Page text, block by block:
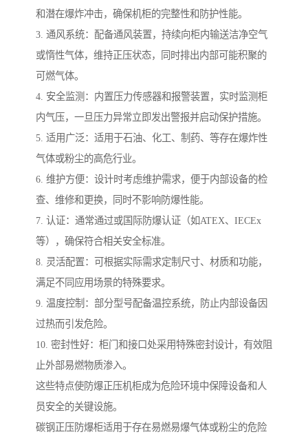
和潜在爆炸冲击，确保机柜的完整性和防护性能。
3. 通风系统：配备通风装置，持续向柜内输送洁净空气
或惰性气体，维持正压状态，同时排出内部可能积聚的
可燃气体。
4. 安全监测：内置压力传感器和报警装置，实时监测柜
内气压，一旦压力异常立即发出警报并启动保护措施。
5. 适用广泛：适用于石油、化工、制药、等存在爆炸性
气体或粉尘的高危行业。
6. 维护方便：设计时考虑维护需求，便于内部设备的检
查、维修和更换，同时不影响防爆性能。
7. 认证：通常通过或国际防爆认证（如ATEX、IECEx
等），确保符合相关安全标准。
8. 灵活配置：可根据实际需求定制尺寸、材质和功能，
满足不同应用场景的特殊要求。
9. 温度控制：部分型号配备温控系统，防止内部设备因
过热而引发危险。
10. 密封性好：柜门和接口处采用特殊密封设计，有效阻
止外部易燃物质渗入。
这些特点使防爆正压机柜成为危险环境中保障设备和人
员安全的关键设施。
碳钢正压防爆柜适用于存在易燃易爆气体或粉尘的危险